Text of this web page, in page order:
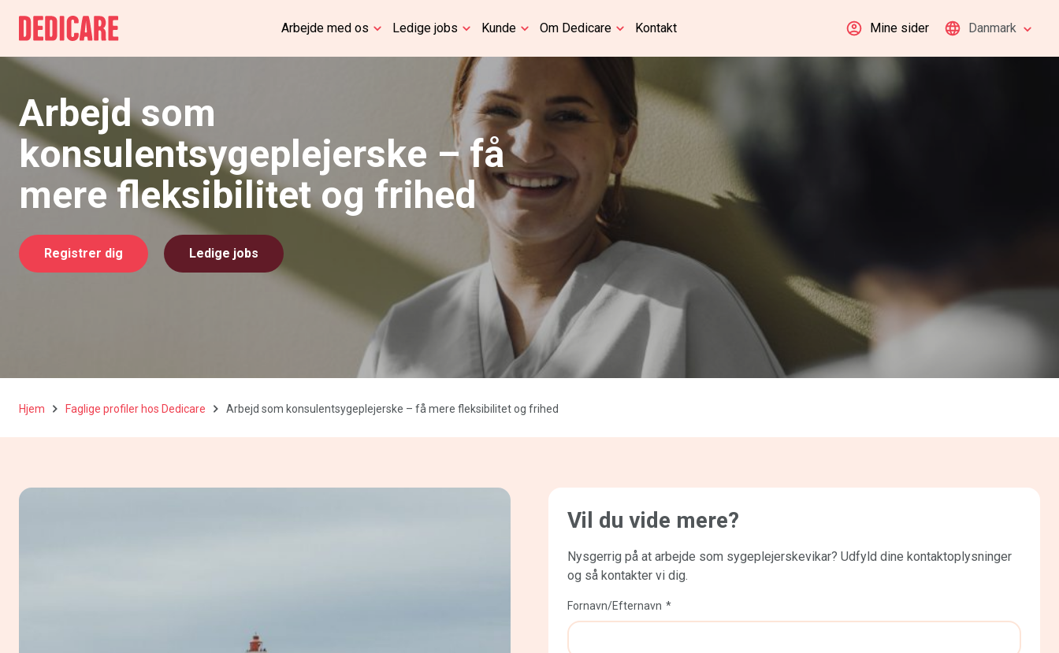
Arbejde med os Ledige jobs Kunde Om Dedicare Kontakt Mine sider Danmark
Arbejd som
konsulentsygeplejerske – få
mere fleksibilitet og frihed
Registrer dig Ledige jobs
Hjem Faglige profiler hos Dedicare Arbejd som konsulentsygeplejerske – få mere fleksibilitet og frihed
Vil du vide mere?
Nysgerrig på at arbejde som sygeplejerskevikar? Udfyld dine kontaktoplysninger
og så kontakter vi dig.
Fornavn/Efternavn